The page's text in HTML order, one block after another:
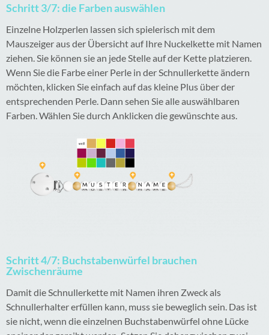
Schritt 3/7: die Farben auswählen
Einzelne Holzperlen lassen sich spielerisch mit dem
Mauszeiger aus der Übersicht auf Ihre Nuckelkette mit Namen
ziehen. Sie können sie an jede Stelle auf der Kette platzieren.
Wenn Sie die Farbe einer Perle in der Schnullerkette ändern
möchten, klicken Sie einfach auf das kleine Plus über der
entsprechenden Perle. Dann sehen Sie alle auswählbaren
Farben. Wählen Sie durch Anklicken die gewünschte aus.
Schritt 4/7: Buchstabenwürfel brauchen
Zwischenräume
Damit die Schnullerkette mit Namen ihren Zweck als
Schnullerhalter erfüllen kann, muss sie beweglich sein. Das ist
sie nicht, wenn die einzelnen Buchstabenwürfel ohne Lücke